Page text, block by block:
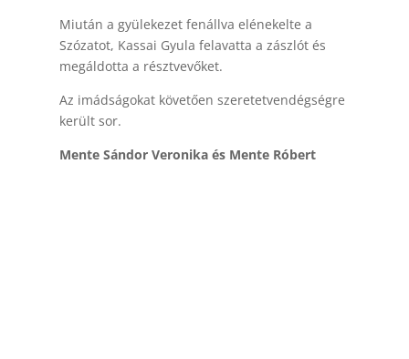
Miután a gyülekezet fenállva elénekelte a
Szózatot, Kassai Gyula felavatta a zászlót és
megáldotta a résztvevőket.
Az imádságokat követően szeretetvendégségre
került sor.
Mente Sándor Veronika és Mente Róbert